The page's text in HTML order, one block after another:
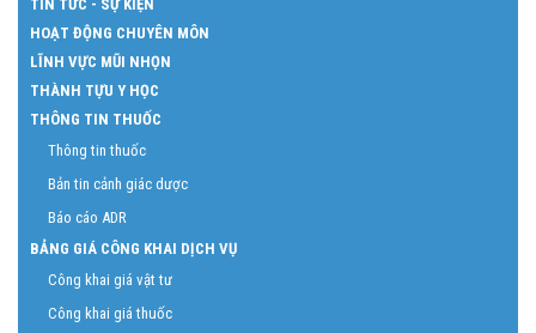
TIN TỨC - SỰ KIỆN
HOẠT ĐỘNG CHUYÊN MÔN
LĨNH VỰC MŨI NHỌN
THÀNH TỰU Y HỌC
THÔNG TIN THUỐC
Thông tin thuốc
Bản tin cảnh giác dược
Báo cáo ADR
BẢNG GIÁ CÔNG KHAI DỊCH VỤ
Công khai giá vật tư
Công khai giá thuốc